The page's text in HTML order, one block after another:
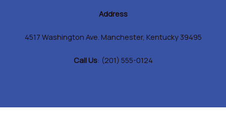
Address
4517 Washington Ave. Manchester, Kentucky 39495
Call Us: (201) 555-0124